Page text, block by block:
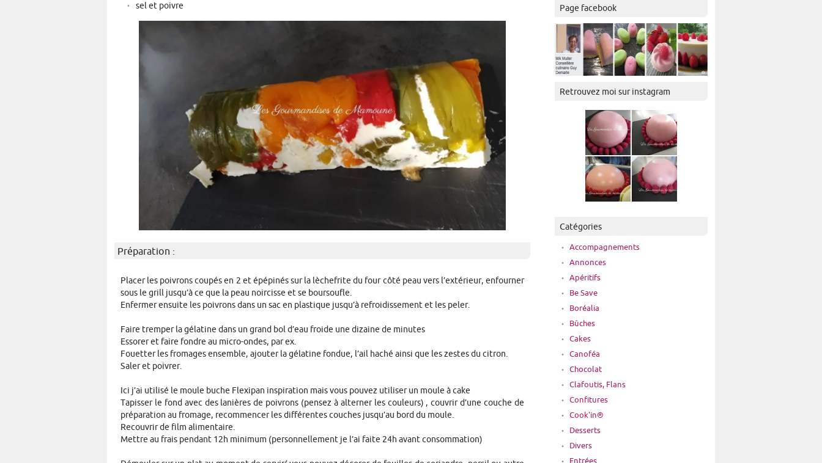
sel et poivre
Préparation :
Placer les poivrons coupés en 2 et épépinés sur la lèchefrite du four côté peau vers l’extérieur, enfourner
sous le grill jusqu’à ce que la peau noircisse et se boursoufle.
Enfermer ensuite les poivrons dans un sac en plastique jusqu’à refroidissement et les peler.
Faire tremper la gélatine dans un grand bol d’eau froide une dizaine de minutes
Essorer et faire fondre au micro-ondes, par ex.
Fouetter les fromages ensemble, ajouter la gélatine fondue, l’ail haché ainsi que les zestes du citron.
Saler et poivrer.
Ici j’ai utilisé le moule buche Flexipan inspiration mais vous pouvez utiliser un moule à cake
Tapisser le fond avec des lanières de poivrons (pensez à alterner les couleurs) , couvrir d’une couche de
préparation au fromage, recommencer les différentes couches jusqu’au bord du moule.
Recouvrir de film alimentaire.
Mettre au frais pendant 12h minimum (personnellement je l’ai faite 24h avant consommation)
Page facebook
Retrouvez moi sur instagram
Catégories
Accompagnements
Annonces
Apéritifs
Be Save
Boréalia
Bûches
Cakes
Canoféa
Chocolat
Clafoutis, Flans
Confitures
Cook'in®
Desserts
Divers
Entrées